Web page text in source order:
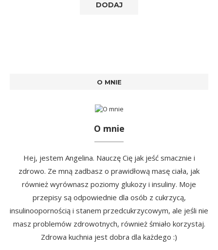
O MNIE
O mnie
Hej, jestem Angelina. Nauczę Cię jak jeść smacznie i
zdrowo. Ze mną zadbasz o prawidłową masę ciała, jak
również wyrównasz poziomy glukozy i insuliny. Moje
przepisy są odpowiednie dla osób z cukrzycą,
insulinoopornością i stanem przedcukrzycowym, ale jeśli nie
masz problemów zdrowotnych, również śmiało korzystaj.
Zdrowa kuchnia jest dobra dla każdego :)